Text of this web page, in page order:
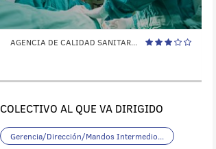
AGENCIA DE CALIDAD SANITAR...
COLECTIVO AL QUE VA DIRIGIDO
Gerencia/Dirección/Mandos Intermedio...